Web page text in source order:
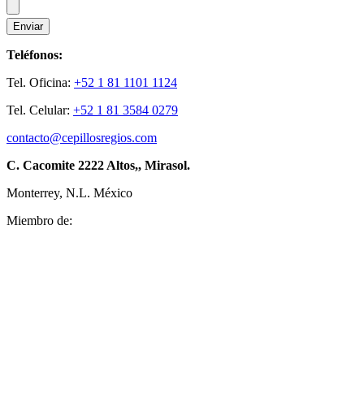
Enviar
Teléfonos:
Tel. Oficina: +52 1 81 1101 1124
Tel. Celular: +52 1 81 3584 0279
contacto@cepillosregios.com
C. Cacomite 2222 Altos,, Mirasol.
Monterrey, N.L. México
Miembro de: